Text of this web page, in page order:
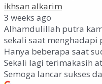
ikhsan alkarim
3 weeks ago
Alhamdulillah putra
sekali saat menghadapi
Hanya beberapa saat
Sekali lagi terimakasih
Semoga lancar sukses